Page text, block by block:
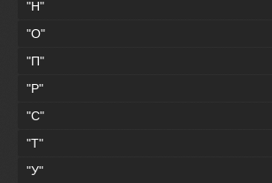
"Н"
"О"
"П"
"Р"
"С"
"Т"
"У"